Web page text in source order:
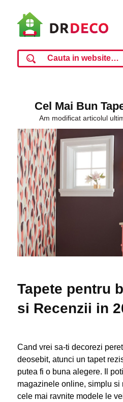
Cel Mai Bun
Am modificat articolul
Tapete pentru
si Recenzii in
Cand vrei sa-ti decorezi
deosebit, atunci un tapet
putea fi o buna alegere. Il
magazinele online, simplu si
cele mai ravnite modele le